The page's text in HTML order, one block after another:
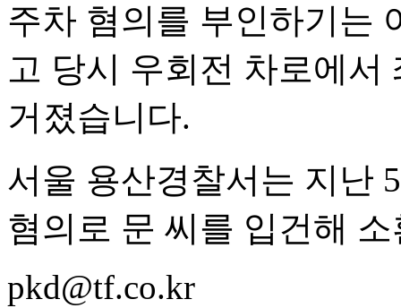
주차 혐의를 부인하기는
고 당시 우회전 차로에서
거졌습니다.
서울 용산경찰서는 지난
혐의로 문 씨를 입건해
pkd@tf.co.kr